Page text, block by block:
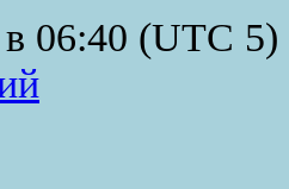
06:40 (UTC 5)